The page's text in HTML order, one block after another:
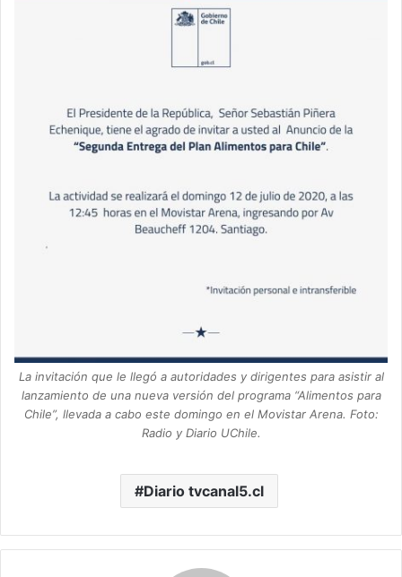
La invitación que le llegó a autoridades y dirigentes para asistir al
lanzamiento de una nueva versión del programa “Alimentos para
Chile”, llevada a cabo este domingo en el Movistar Arena. Foto:
Radio y Diario UChile.
Diario tvcanal5.cl